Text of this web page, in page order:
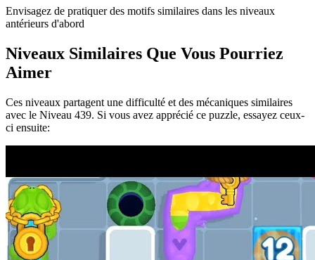
Envisagez de pratiquer des motifs similaires dans les niveaux
antérieurs d'abord
Niveaux Similaires Que Vous Pourriez
Aimer
Ces niveaux partagent une difficulté et des mécaniques similaires
avec le Niveau 439. Si vous avez apprécié ce puzzle, essayez ceux-
ci ensuite: